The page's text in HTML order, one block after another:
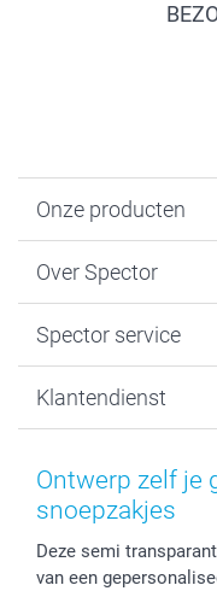
Onze producten
Kaartjes
Fotoboeken
Fotoprints,
Fotokaders, Decoratie
Smartphone cases
Over Spector
Sitemap
Privacybeleid
Spector service
smartbonus
Mijn orderstatus
Klantendienst
Ontwerp zelf je
snoepzakjes
Deze semi
van een